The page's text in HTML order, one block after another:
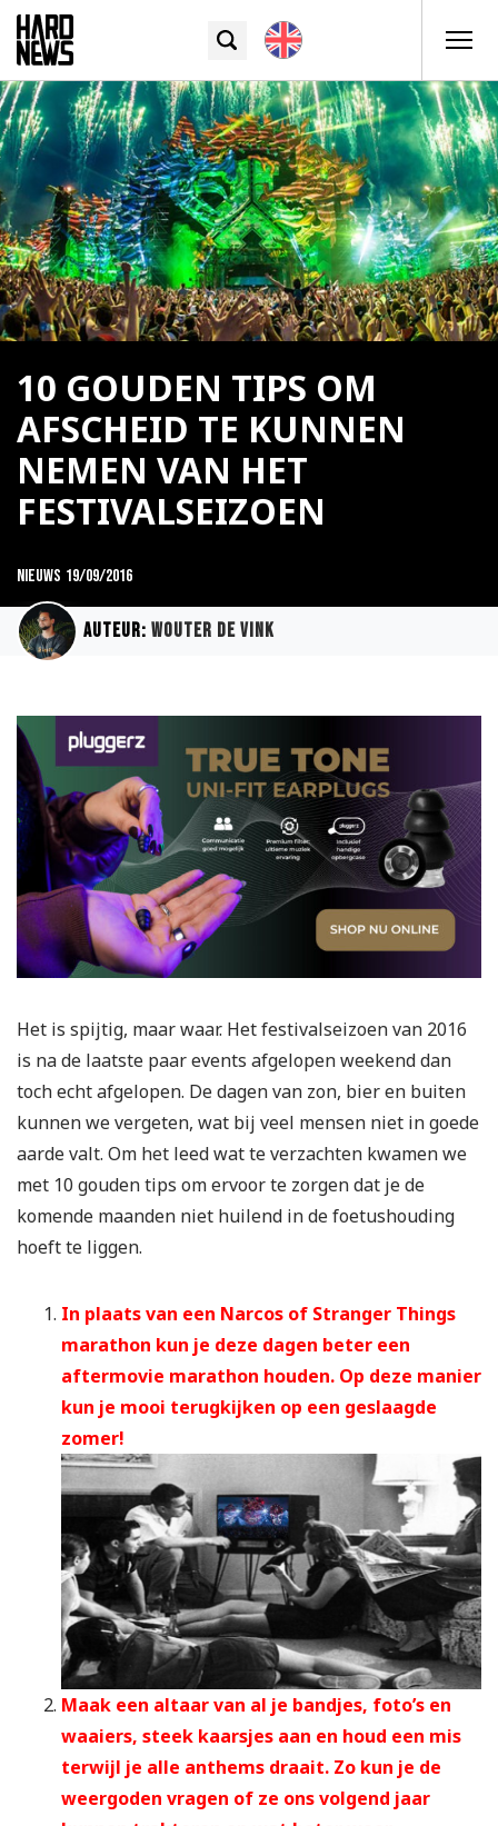
10 GOUDEN TIPS OM
AFSCHEID TE KUNNEN
NEMEN VAN HET
FESTIVALSEIZOEN
Nieuws 19/09/2016
Auteur: Wouter de Vink
Het is spijtig, maar waar. Het festivalseizoen van 2016
is na de laatste paar events afgelopen weekend dan
toch echt afgelopen. De dagen van zon, bier en buiten
kunnen we vergeten, wat bij veel mensen niet in goede
aarde valt. Om het leed wat te verzachten kwamen we
met 10 gouden tips om ervoor te zorgen dat je de
komende maanden niet huilend in de foetushouding
hoeft te liggen.
In plaats van een Narcos of Stranger Things
marathon kun je deze dagen beter een
aftermovie marathon houden. Op deze manier
kun je mooi terugkijken op een geslaagde
zomer!
Maak een altaar van al je bandjes, foto’s en
waaiers, steek kaarsjes aan en houd een mis
terwijl je alle anthems draait. Zo kun je de
weergoden vragen of ze ons volgend jaar